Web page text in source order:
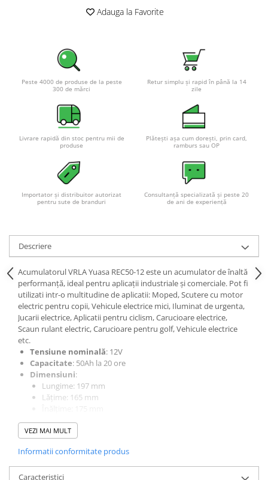
Sisteme fotovoltaice de putere
mica (rulota/caravan/case de
Pachete sisteme fotovoltaice
Statii de incarcare vehicule
electrice
Statii de incarcare
Cabluri de incarcare vehicule
Prize de incarcare vehicule
Turbine eoliene pentru casă
Baterii si acumulatori gel si VRLA
6-12 V
Baterii si acumulatori AGM VRLA
de 6-12 V
Acumulatori Moto, ATV
GEL
AGM
Li-Ion
SLA AGM (Sealed Lead Acid)
Deep Cycle - Tractiune/Semi-
Tractiune
APC
Pachete acumulatori VRLA
Sisteme de management (BMS)
Adauga la Favorite
Peste 4000 de produse de la peste
300 de mărci
Retur simplu și rapid în până la 14
zile
Livrare rapidă din stoc pentru mii de
produse
Plătești așa cum dorești, prin card,
ramburs sau OP
Importator și distribuitor autorizat
pentru sute de branduri
Consultanță specializată și peste 20
de ani de experiență
Descriere
Acumulatorul VRLA Yuasa REC50-12 este un acumulator de înaltă
performanță, ideal pentru aplicații industriale și comerciale. Pot fi
utilizati intr-o multitudine de aplicatii: Moped, Scutere cu motor
electric pentru copii, Vehicule electrice mici, Iluminat de urgenta,
Jucarii electrice, Aplicatii pentru ciclism, Carucioare electrice,
Scaun rulant electric, Carucioare pentru golf, Vehicule electrice
etc.
Tensiune nominală: 12V
Capacitate: 50Ah la 20 ore
Dimensiuni:
Lungime: 197 mm
Lățime: 165 mm
Masa: 15.3 kg
Tip terminal
Depozitare: -15°C până la +45°C
Încărcare: -15°C până la +45°C
Descărcare: -15°C până la +45°C
VEZI MAI MULT
Informatii conformitate produs
Caracteristici